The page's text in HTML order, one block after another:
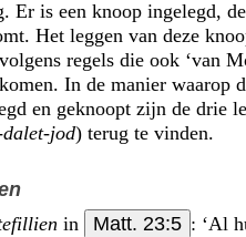
Er is een knoop ingelegd,
Het leggen van deze
regels die ook ‘van
In de manier waarop
en geknoopt zijn de drie
jod) terug te vinden.
in Matt. 23:5 : ‘Al